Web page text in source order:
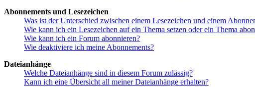
Abonnements und Lesezeichen
Was ist der Unterschied zwischen einem Lesezeichen und einem
Wie kann ich ein Lesezeichen auf ein Thema setzen oder ein Thema
Wie kann ich ein Forum abonnieren?
Wie deaktiviere ich meine Abonnements?
Dateianhänge
Welche Dateianhänge sind in diesem Forum zulässig?
Kann ich eine Übersicht all meiner Dateianhänge erhalten?